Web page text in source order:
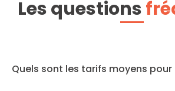
Les questions
Quels sont les tarifs moyens pour